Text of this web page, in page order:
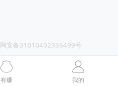
安备31010402336499号
有赚 我的